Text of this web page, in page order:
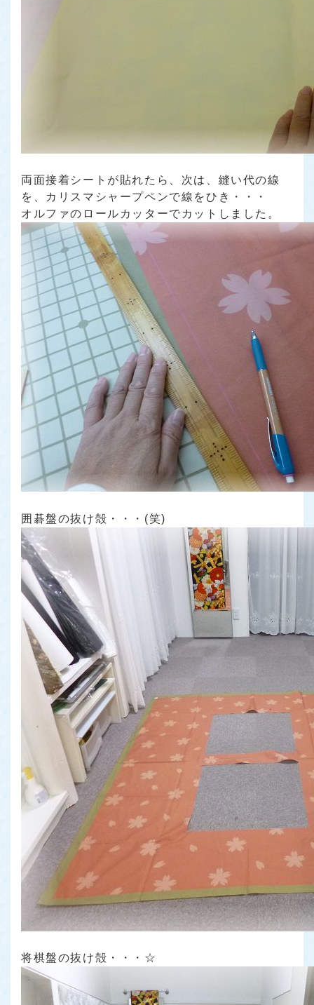
両面接着シートが貼れたら、次は、縫い代の線
を、カリスマシャープペンで線をひき・・・
オルファのロールカッターでカットしました。
囲碁盤の抜け殻・・・(笑)
将棋盤の抜け殻・・・☆